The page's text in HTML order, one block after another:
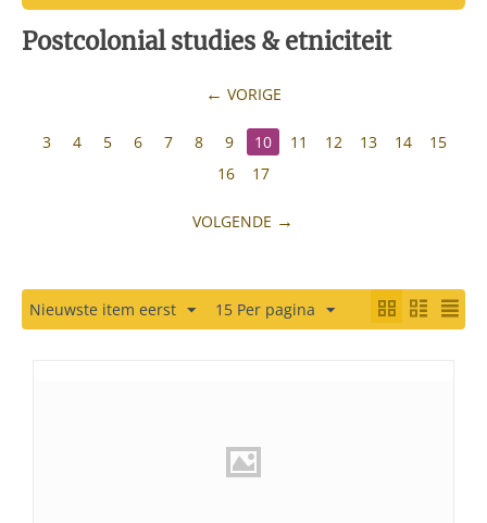
Postcolonial studies & etniciteit
VORIGE
3 4 5 6 7 8 9 10 11 12 13 14
15
16
17
VOLGENDE
Nieuwste item eerst 15 Per pagina